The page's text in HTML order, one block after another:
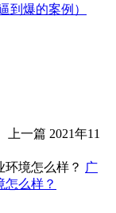
到爆的案例）
上一篇 2021年11
广
么样？